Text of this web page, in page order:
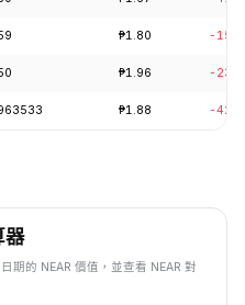
₱1.80 -
₱1.96 -
₱1.88 -
器
期的 NEAR 價值，並查看 NEAR 對